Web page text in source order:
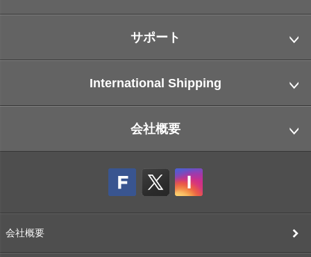
サポート
International Shipping
会社概要
会社概要